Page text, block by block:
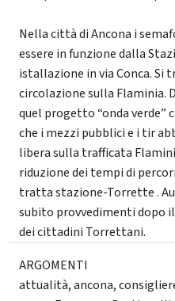
Nella città di Ancona i
essere in funzione dalla
istallazione in via Conca.
circolazione sulla Flaminia.
quel progetto “onda verde”
che i mezzi pubblici e i tir
libera sulla trafficata
riduzione dei tempi di
tratta stazione-Torrette .
subito provvedimenti dopo
dei cittadini Torrettani.
ARGOMENTI
attualità,ancona,